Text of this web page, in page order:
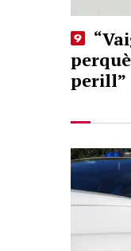
perill”